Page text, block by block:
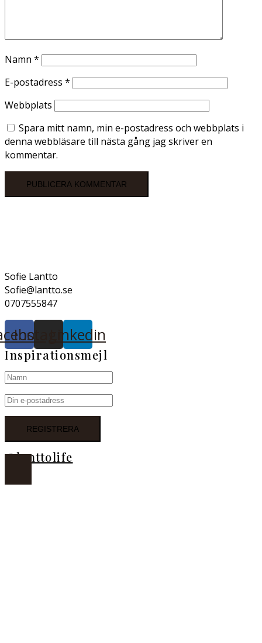
Namn *
E-postadress *
Webbplats
Spara mitt namn, min e-postadress och webbplats i
denna webbläsare till nästa gång jag skriver en
kommentar.
Sofie Lantto
Sofie@lantto.se
0707555847
InstagramLinkedin
Inspirationsmejl
@lanttolife